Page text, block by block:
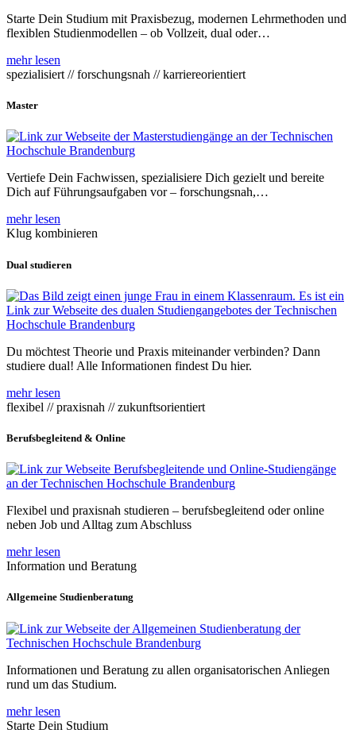
Starte Dein Studium mit Praxisbezug, modernen Lehrmethoden und
flexiblen Studienmodellen – ob Vollzeit, dual oder…
mehr lesen
spezialisiert // forschungsnah // karriereorientiert
Master
Vertiefe Dein Fachwissen, spezialisiere Dich gezielt und bereite
Dich auf Führungsaufgaben vor – forschungsnah,…
mehr lesen
Klug kombinieren
Dual studieren
Du möchtest Theorie und Praxis miteinander verbinden? Dann
studiere dual! Alle Informationen findest Du hier.
mehr lesen
flexibel // praxisnah // zukunftsorientiert
Berufsbegleitend & Online
Flexibel und praxisnah studieren – berufsbegleitend oder online
neben Job und Alltag zum Abschluss
mehr lesen
Information und Beratung
Allgemeine Studienberatung
Informationen und Beratung zu allen organisatorischen Anliegen
rund um das Studium.
mehr lesen
Starte Dein Studium